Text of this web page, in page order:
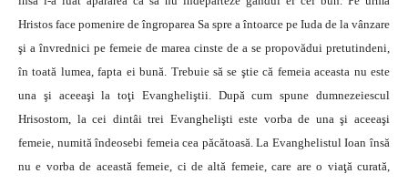
Hristos face pomenire de îngroparea Sa spre a întoarce pe Iuda de la vânzare
şi a învrednici pe femeie de marea cinste de a se propovădui pretutindeni,
în toată lumea, fapta ei bună. Trebuie să se ştie că femeia aceasta nu este
una şi aceeaşi la toţi Evangheliştii. După cum spune dumnezeiescul
Hrisostom, la cei dintâi trei Evanghelişti este vorba de una şi aceeaşi
femeie, numită îndeosebi femeia cea păcătoasă. La Evanghelistul Ioan însă
nu e vorba de această femeie, ci de altă femeie, care are o viaţă curată,